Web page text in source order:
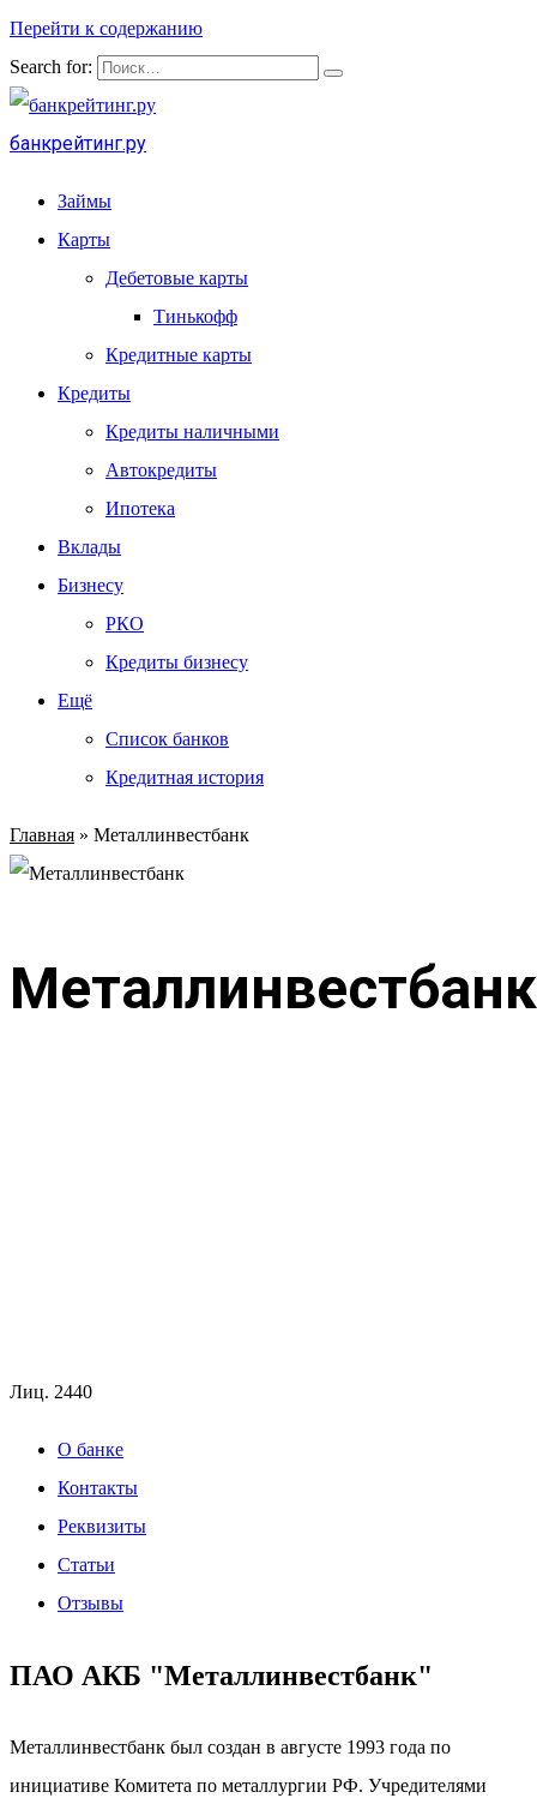
Перейти к содержанию
Search for:
банкрейтинг.ру
Займы
Карты
Дебетовые карты
Тинькофф
Кредитные карты
Кредиты
Кредиты наличными
Автокредиты
Ипотека
Вклады
Бизнесу
РКО
Кредиты бизнесу
Ещё
Список банков
Кредитная история
Главная » Металлинвестбанк
Металлинвестбанк
Лиц. 2440
О банке
Контакты
Реквизиты
Статьи
Отзывы
ПАО АКБ "Металлинвестбанк"
Металлинвестбанк был создан в августе 1993 года по
инициативе Комитета по металлургии РФ. Учредителями